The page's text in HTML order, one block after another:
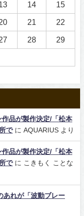
14 15
21 22
28 29
作品が製作決定/「松本
でに AQUARIUS より
作品が製作決定/「松本
でに こきもく ことな
あれが「波動ブレー